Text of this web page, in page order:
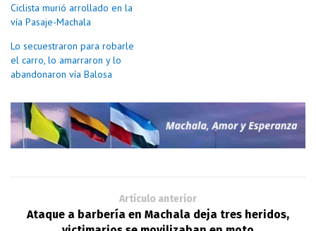
Ciclista murió arrollado en la
vía Pasaje-Machala
Lo secuestraron para robarle
el carro, lo amarraron y lo
abandonaron vía Balosa
Artículo anterior
Ataque a barbería en Machala deja tres heridos,